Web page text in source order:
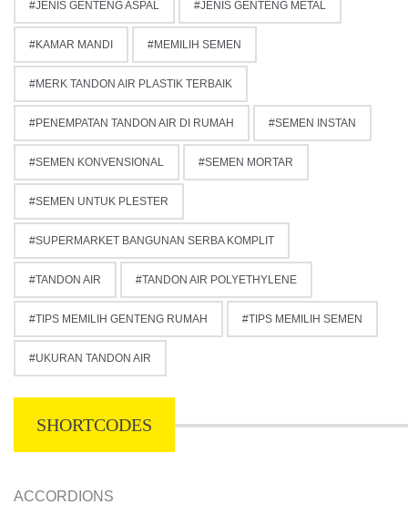
JENIS GENTENG ASPAL JENIS GENTENG METAL
KAMAR MANDI MEMILIH SEMEN
MERK TANDON AIR PLASTIK TERBAIK
PENEMPATAN TANDON AIR DI RUMAH SEMEN INSTAN
SEMEN KONVENSIONAL SEMEN MORTAR
SEMEN UNTUK PLESTER
SUPERMARKET BANGUNAN SERBA KOMPLIT
TANDON AIR TANDON AIR POLYETHYLENE
TIPS MEMILIH GENTENG RUMAH TIPS MEMILIH SEMEN
UKURAN TANDON AIR
SHORTCODES
ACCORDIONS